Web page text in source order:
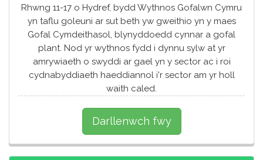
Rhwng 11-17 o Hydref, bydd Wythnos Gofalwn Cymru
yn taflu goleuni ar sut beth yw gweithio yn y maes
Gofal Cymdeithasol, blynyddoedd cynnar a gofal
plant. Nod yr wythnos fydd i dynnu sylw at yr
amrywiaeth o swyddi ar gael yn y sector ac i roi
cydnabyddiaeth haeddiannol i'r sector am yr holl
waith caled.
Darllenwch fwy